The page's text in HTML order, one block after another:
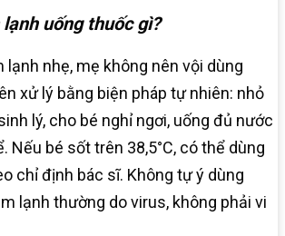
uống thuốc gì?
nhẹ, mẹ không nên vội dùng
xử lý bằng biện pháp tự nhiên: nhỏ
lý, cho bé nghỉ ngơi, uống đủ nước
Nếu bé sốt trên 38,5°C, có thể dùng
chỉ định bác sĩ. Không tự ý dùng
lạnh thường do virus, không phải vi